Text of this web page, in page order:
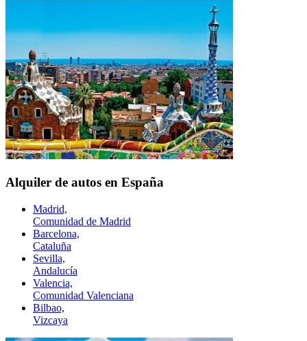
Alquiler de autos en España
Madrid,
Comunidad de Madrid
Barcelona,
Cataluña
Sevilla,
Andalucía
Valencia,
Comunidad Valenciana
Bilbao,
Vizcaya